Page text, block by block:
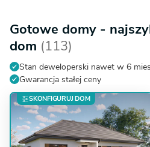
Gotowe domy -
dom (113)
Stan deweloperski nawet w 6
Gwarancja stałej ceny
SKONFIGURUJ DOM